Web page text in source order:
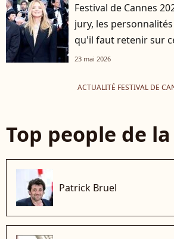
Festival de Cannes
jury, les
qu'il faut retenir sur
23 mai 2026
ACTUALITÉ FESTIVAL DE
Top people de
Patrick Bruel